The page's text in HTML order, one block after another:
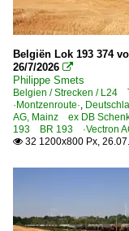
Hamm
Hanau Hbf
Hasbergen
Heidelberg
Hilden
Belgiën Lok 193 374
26/7/2026 
Philippe Smets
Belgien / Strecken / L24
·Montzenroute·,
AG, Mainz ex DB
193 BR 193 ·Vectron
 32 1200x800 Px,